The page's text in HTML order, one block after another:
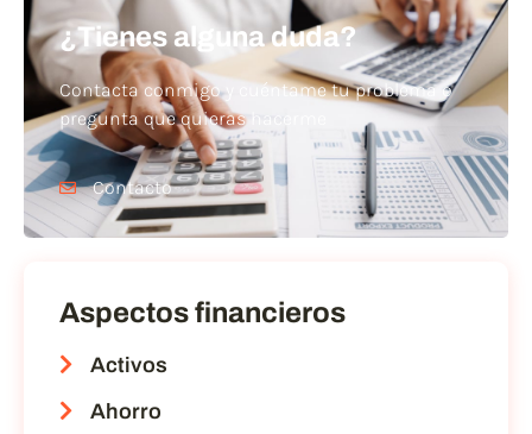
¿Tienes alguna duda?
Contacta conmigo y cuéntame tu problema o
pregunta que quieras hacerme
Contacto
Aspectos financieros
Activos
Ahorro